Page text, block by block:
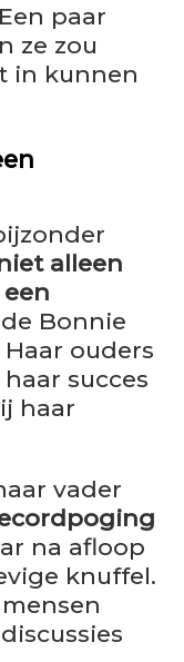
paar
ze zou
in kunnen
alleen
Bonnie
ouders
succes
haar
vader
na afloop
knuffel.